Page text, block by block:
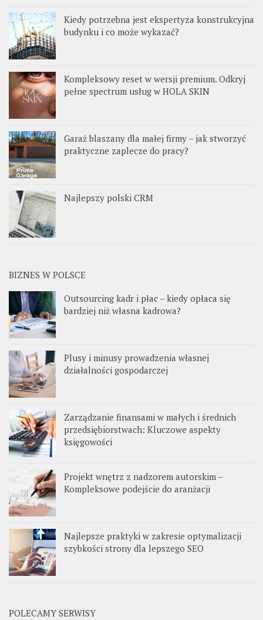
Kiedy potrzebna jest ekspertyza konstrukcyjna
budynku i co może wykazać?
Kompleksowy reset w wersji premium. Odkryj
pełne spectrum usług w HOLA SKIN
Garaż blaszany dla małej firmy – jak stworzyć
praktyczne zaplecze do pracy?
Najlepszy polski CRM
BIZNES W POLSCE
Outsourcing kadr i płac – kiedy opłaca się
bardziej niż własna kadrowa?
Plusy i minusy prowadzenia własnej
działalności gospodarczej
Zarządzanie finansami w małych i średnich
przedsiębiorstwach: Kluczowe aspekty
księgowości
Projekt wnętrz z nadzorem autorskim –
Kompleksowe podejście do aranżacji
Najlepsze praktyki w zakresie optymalizacji
szybkości strony dla lepszego SEO
POLECAMY SERWISY